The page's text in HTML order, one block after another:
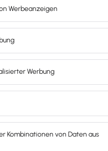
Mahnungen direkt